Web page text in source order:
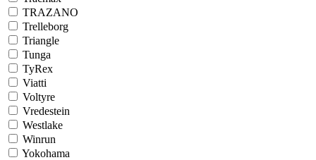
TRAZANO
Trelleborg
Triangle
Tunga
TyRex
Viatti
Voltyre
Vredestein
Westlake
Winrun
Yokohama